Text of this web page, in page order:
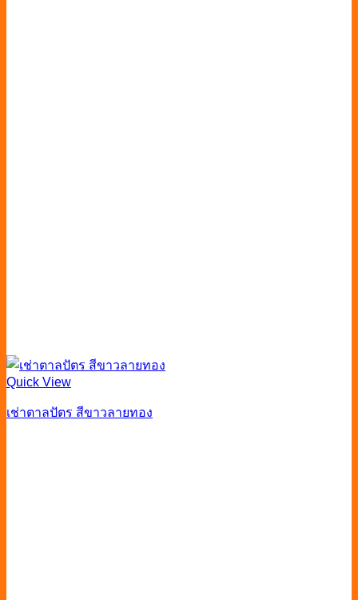
Quick View
เช่าตาลปัตร สีขาวลายทอง